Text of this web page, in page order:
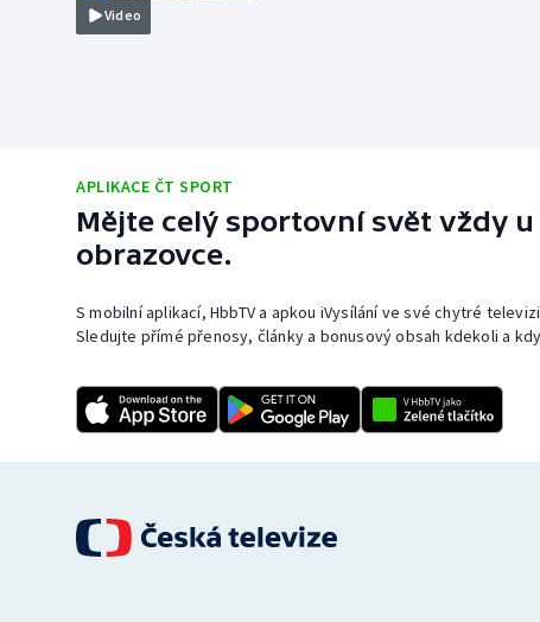
Video
APLIKACE ČT SPORT
Mějte celý sportovní svět vždy u
obrazovce.
S mobilní aplikací, HbbTV a apkou iVysílání ve své chytré
Sledujte přímé přenosy, články a bonusový obsah kdekoli a